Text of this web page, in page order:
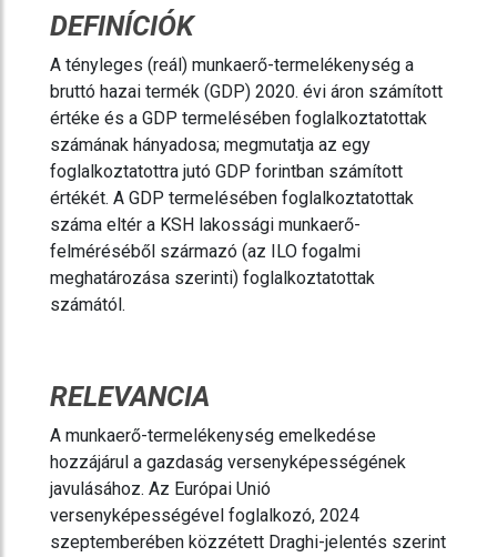
DEFINÍCIÓK
A tényleges (reál) munkaerő-termelékenység a
bruttó hazai termék (GDP) 2020. évi áron számított
értéke és a GDP termelésében foglalkoztatottak
számának hányadosa; megmutatja az egy
foglalkoztatottra jutó GDP forintban számított
értékét. A GDP termelésében foglalkoztatottak
száma eltér a KSH lakossági munkaerő-
felméréséből származó (az ILO fogalmi
meghatározása szerinti) foglalkoztatottak
számától.
RELEVANCIA
A munkaerő-termelékenység emelkedése
hozzájárul a gazdaság versenyképességének
javulásához. Az Európai Unió
versenyképességével foglalkozó, 2024
szeptemberében közzétett Draghi-jelentés szerint